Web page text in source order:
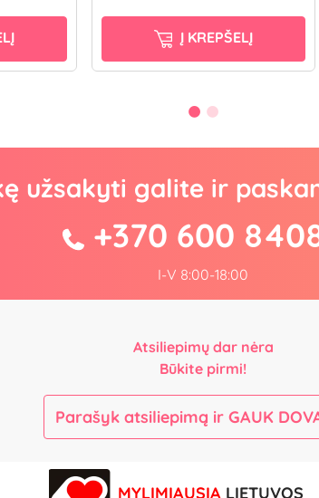
Į KREPŠELĮ
užsakyti galite ir
+370 600
I-V 8:00-18:00
Atsiliepimų dar nėra
Būkite pirmi!
Parašyk atsiliepimą ir GAUK
MYLIMIAUSIA LIETUVOS